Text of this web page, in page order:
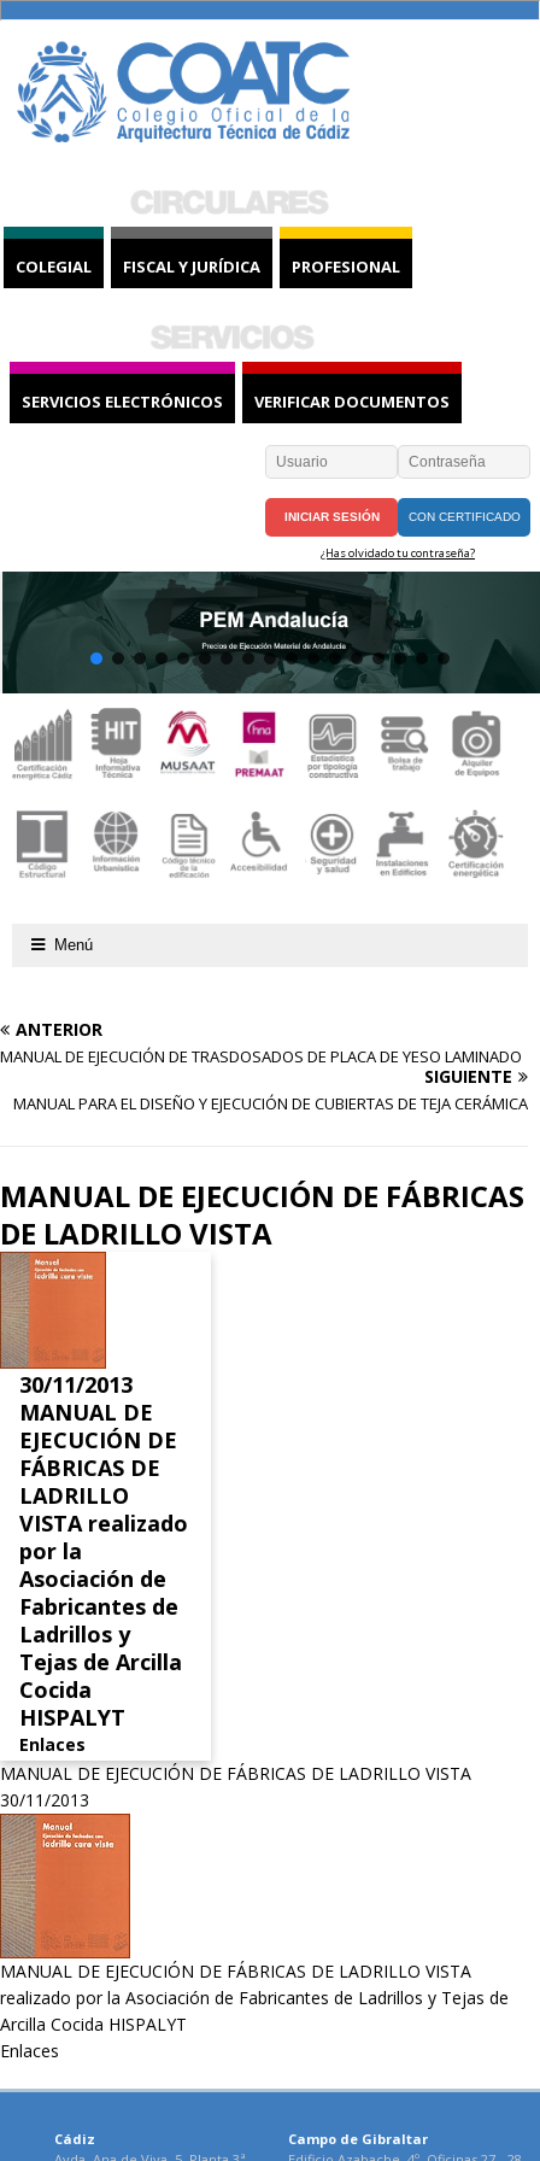
COLEGIAL FISCAL Y JURÍDICA PROFESIONAL
SERVICIOS ELECTRÓNICOS VERIFICAR DOCUMENTOS
CON CERTIFICADO
¿Has olvidado tu contraseña?
Menú
ANTERIOR
MANUAL DE EJECUCIÓN DE TRASDOSADOS DE PLACA DE YESO LAMINADO
SIGUIENTE
MANUAL PARA EL DISEÑO Y EJECUCIÓN DE CUBIERTAS DE TEJA CERÁMICA
MANUAL DE EJECUCIÓN DE FÁBRICAS
DE LADRILLO VISTA
30/11/2013
MANUAL DE
EJECUCIÓN DE
FÁBRICAS DE
LADRILLO
VISTA realizado
por la
Asociación de
Fabricantes de
Ladrillos y
Tejas de Arcilla
Cocida
HISPALYT
Enlaces
MANUAL DE EJECUCIÓN DE FÁBRICAS DE LADRILLO VISTA
30/11/2013
MANUAL DE EJECUCIÓN DE FÁBRICAS DE LADRILLO VISTA
realizado por la Asociación de Fabricantes de Ladrillos y Tejas de
Arcilla Cocida HISPALYT
Enlaces
Cádiz
Campo de Gibraltar